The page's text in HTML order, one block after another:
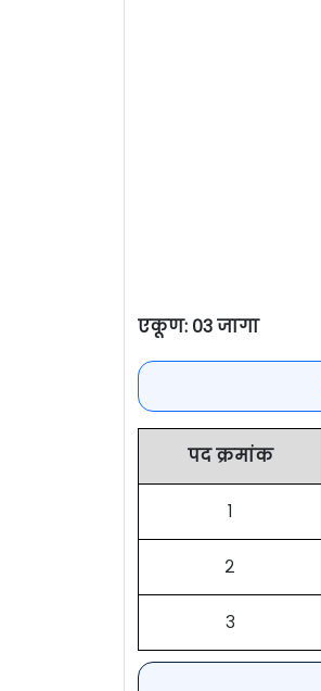
एकूण: ०३ जागा
पद क्रमांक
१
२
३